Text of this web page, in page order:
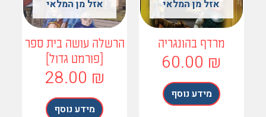
אזל מן המלאי
מרדף בהונגריה
60.00
מידע נוסף
אזל מן המלאי
הרשלה עושה בית ספר
[פורמט גדול]
28.00
מידע נוסף